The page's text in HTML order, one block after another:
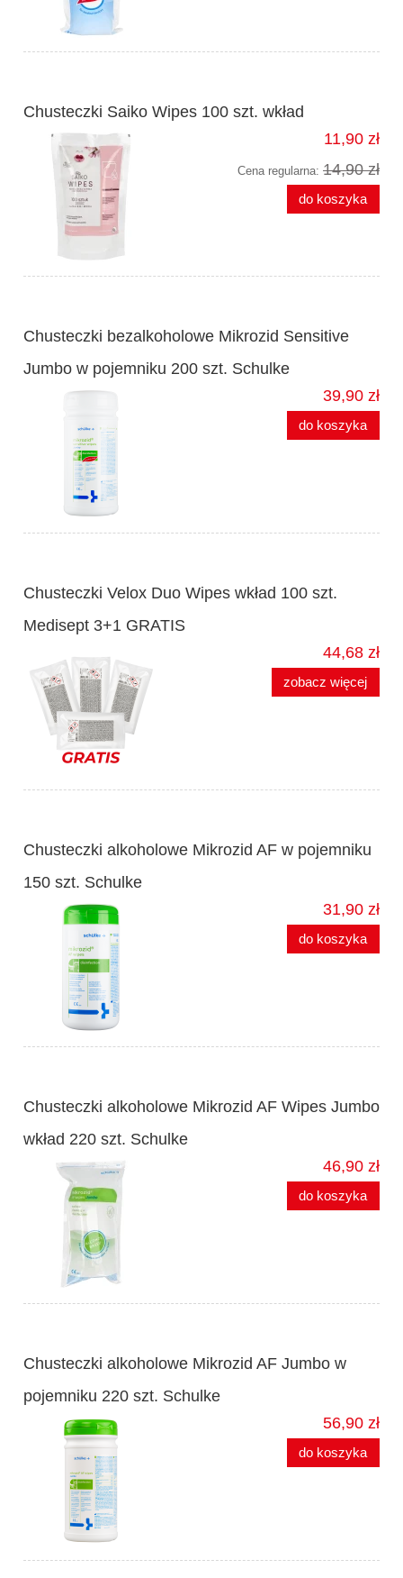
Chusteczki Saiko Wipes 100 szt. wkład
11,90 zł
Cena regularna: 14,90 zł
do koszyka
Chusteczki bezalkoholowe Mikrozid Sensitive
Jumbo w pojemniku 200 szt. Schulke
39,90 zł
do koszyka
Chusteczki Velox Duo Wipes wkład 100 szt.
Medisept 3+1 GRATIS
44,68 zł
zobacz więcej
Chusteczki alkoholowe Mikrozid AF w pojemniku
150 szt. Schulke
31,90 zł
do koszyka
Chusteczki alkoholowe Mikrozid AF Wipes Jumbo
wkład 220 szt. Schulke
46,90 zł
do koszyka
Chusteczki alkoholowe Mikrozid AF Jumbo w
pojemniku 220 szt. Schulke
56,90 zł
do koszyka